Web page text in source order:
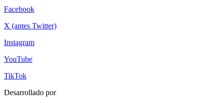
Facebook
X (antes Twitter)
Instagram
YouTube
TikTok
Desarrollado por